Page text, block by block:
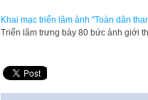
Khai mạc triển lãm ảnh "Toàn dân
Triển lãm trưng bày 80 bức ảnh giới